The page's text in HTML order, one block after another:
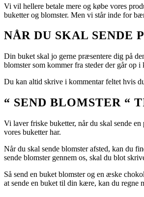
Vi vil hellere betale mere og købe vores
buketter og blomster. Men vi står inde for
NÅR DU SKAL SENDE
Din buket skal jo gerne præsentere dig på
blomster som kommer fra steder der går op
Du kan altid skrive i kommentar feltet hvis
“ SEND BLOMSTER “
Vi laver friske buketter, når du skal sende
vores buketter har.
Når du skal sende blomster afsted, kan du
sende blomster gennem os, skal du blot
Så send en buket blomster og en æske
at sende en buket til din kære, kan du regne